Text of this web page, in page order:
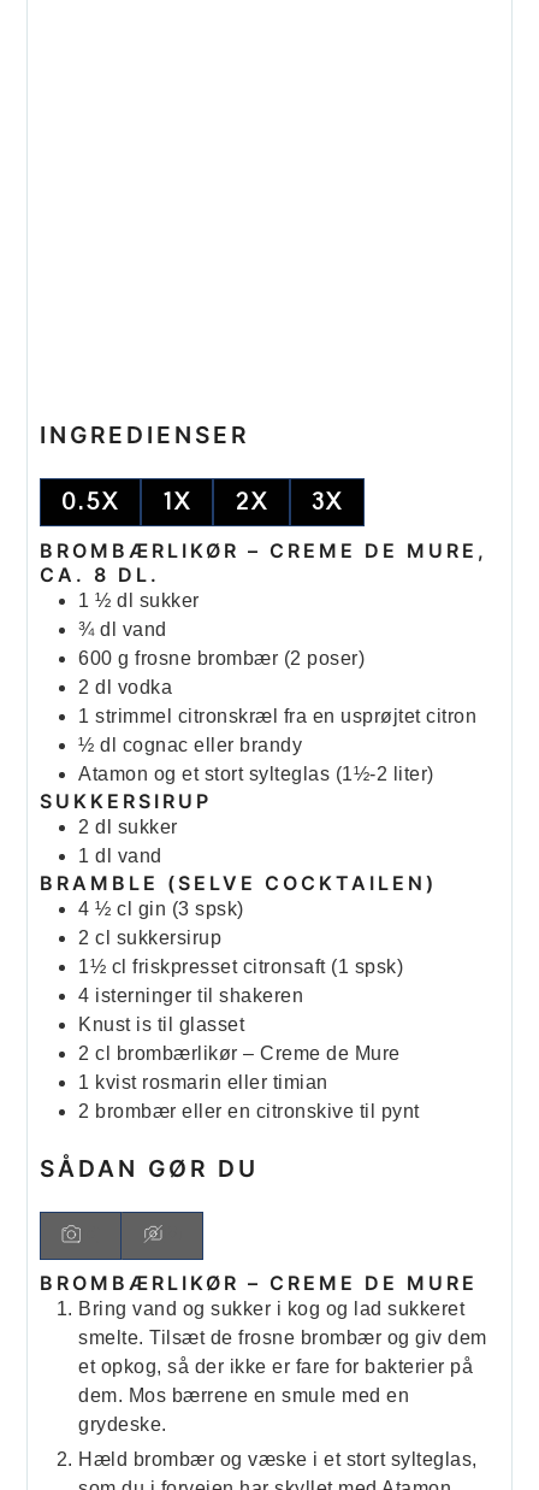
INGREDIENSER
0.5X 1X 2X 3X
BROMBÆRLIKØR – CREME DE MURE,
CA. 8 DL.
1 ½ dl
sukker
¾ dl
vand
600 g frosne brombær (2 poser)
2 dl
vodka
1 strimmel citronskræl fra en usprøjtet citron
½ dl
cognac eller brandy
Atamon og et stort sylteglas (1½-2 liter)
SUKKERSIRUP
2 dl
sukker
1 dl vand
BRAMBLE (SELVE COCKTAILEN)
4 ½ cl gin (3 spsk)
2 cl sukkersirup
1½ cl friskpresset citronsaft (1 spsk)
4 isterninger til shakeren
Knust is til glasset
2 cl
brombærlikør – Creme de Mure
1 kvist rosmarin eller timian
2 brombær eller en citronskive til pynt
SÅDAN GØR DU
BROMBÆRLIKØR – CREME DE MURE
Bring vand og sukker i kog og lad sukkeret
smelte. Tilsæt de frosne brombær og giv dem
et opkog, så der ikke er fare for bakterier på
dem. Mos bærrene en smule med en
grydeske.
Hæld brombær og væske i et stort sylteglas,